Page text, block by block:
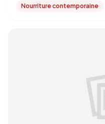
Nourriture contemporaine